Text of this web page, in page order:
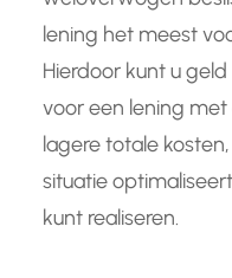
lening het meest
Hierdoor kunt u
voor een lening
lagere totale
situatie
kunt realiseren.